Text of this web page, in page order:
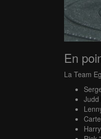
En
La Team
Judd